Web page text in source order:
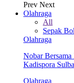
Prev Next
Olahraga
All
Sepak
Olahraga
Nobar
Kadispora
Olahraga